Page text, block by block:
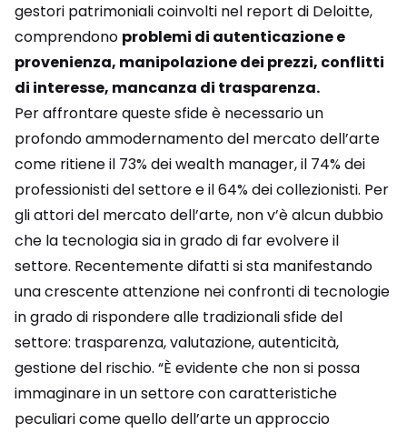
gestori patrimoniali coinvolti nel report di Deloitte,
comprendono problemi di autenticazione e
provenienza, manipolazione dei prezzi, conflitti
di interesse, mancanza di trasparenza.
Per affrontare queste sfide è necessario un
profondo ammodernamento del mercato dell’arte
come ritiene il 73% dei wealth manager, il 74% dei
professionisti del settore e il 64% dei collezionisti. Per
gli attori del mercato dell’arte, non v’è alcun dubbio
che la tecnologia sia in grado di far evolvere il
settore. Recentemente difatti si sta manifestando
una crescente attenzione nei confronti di tecnologie
in grado di rispondere alle tradizionali sfide del
settore: trasparenza, valutazione, autenticità,
gestione del rischio. “È evidente che non si possa
immaginare in un settore con caratteristiche
peculiari come quello dell’arte un approccio